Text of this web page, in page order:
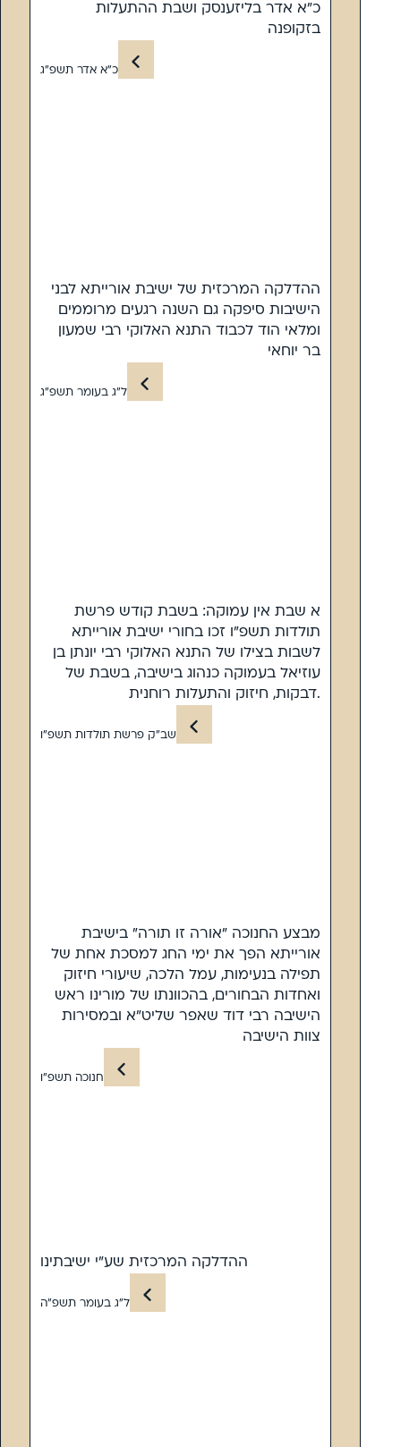
כ”א אדר בליזענסק ושבת ההתעלות
בזקופנה
כ”א אדר תשפ”ג
ההדלקה המרכזית של ישיבת אורייתא לבני
הישיבות סיפקה גם השנה רגעים מרוממים
ומלאי הוד לכבוד התנא האלוקי רבי שמעון
בר יוחאי
ל”ג בעומר תשפ”ג
א שבת אין עמוקה: בשבת קודש פרשת
תולדות תשפ”ו זכו בחורי ישיבת אורייתא
לשבות בצילו של התנא האלוקי רבי יונתן בן
עוזיאל בעמוקה כנהוג בישיבה, בשבת של
דבקות, חיזוק והתעלות רוחנית.
שב”ק פרשת תולדות תשפ”ו
מבצע החנוכה ״אורה זו תורה״ בישיבת
אורייתא הפך את ימי החג למסכת אחת של
תפילה בנעימות, עמל הלכה, שיעורי חיזוק
ואחדות הבחורים, בהכוונתו של מורינו ראש
הישיבה רבי דוד שאפר שליט”א ובמסירות
צוות הישיבה
חנוכה תשפ”ו
ההדלקה המרכזית שע”י ישיבתינו
ל”ג בעומר תשפ”ה